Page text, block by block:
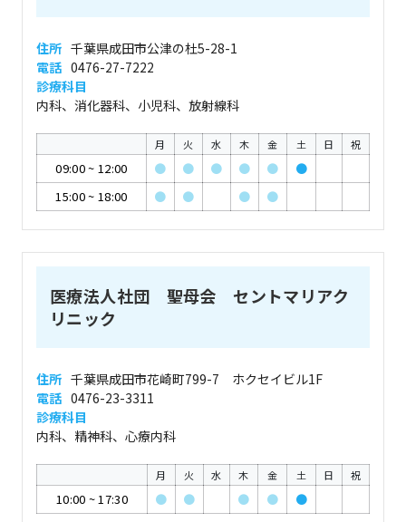
住所 千葉県成田市公津の杜5-28-1
電話 0476-27-7222
診療科目
内科、消化器科、小児科、放射線科
月 火 水 木 金 土 日 祝
09:00~ 12:00 ● ● ● ● ●
●
15:00~ 18:00 ● ● ● ●
医療法人社団 聖母会 セントマリアク
リニック
住所 千葉県成田市花崎町799-7 ホクセイビル1F
電話 0476-23-3311
診療科目
内科、精神科、心療内科
月 火 水 木 金 土 日 祝
10:00 ~17:30 ● ● ● ● ●